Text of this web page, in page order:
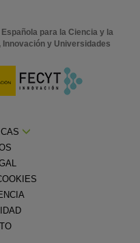
Española para la Ciencia y la
y Universidades